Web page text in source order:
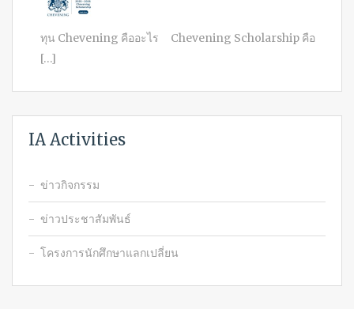
ทุน Chevening คืออะไร Chevening Scholarship คือ
[…]
IA Activities
ข่าวกิจกรรม
ข่าวประชาสัมพันธ์
โครงการนักศึกษาแลกเปลี่ยน